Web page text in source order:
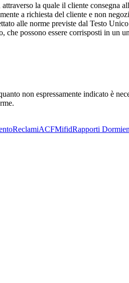
la quale il cliente consegna
a richiesta del cliente e non
alle norme previste dal Testo
possono essere corrisposti in
non espressamente indicato è
ReclamiACFMifidRapporti